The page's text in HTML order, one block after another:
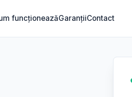
funcționeazăGaranțiiContact